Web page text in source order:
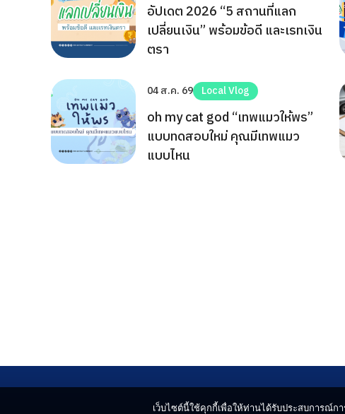
อัปเดต 2026 “5 สถานที่แลก
เปลี่ยนเงิน” พร้อมข้อดี และเรทเงิน
ตรา
04 ส.ค. 69 Local Vlog
oh my cat god “เทพแมวให้พร”
แบบทดสอบใหม่ คุณมีเทพแมว
แบบไหน
เว็บไซต์นี้ใช้คุกกี้เพื่อให้ท่านได้รับประสบการณ์ก